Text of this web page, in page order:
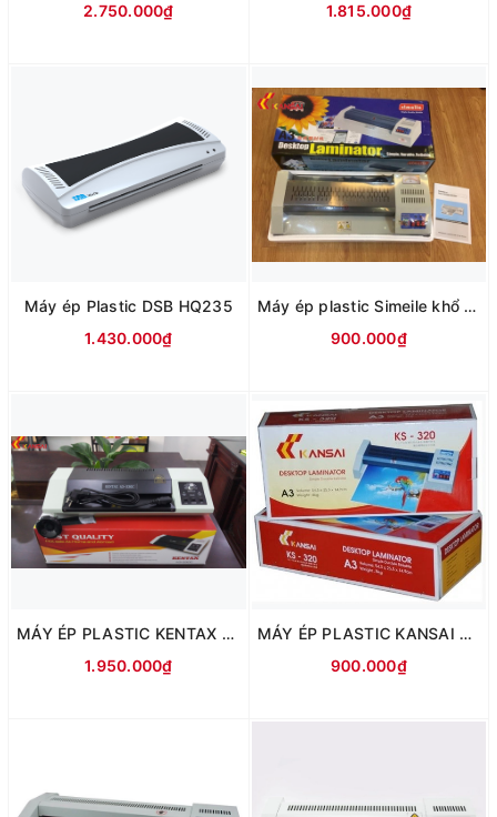
2.750.000₫
1.815.000₫
Máy ép Plastic DSB HQ235
1.430.000₫
Máy ép plastic Simeile khổ A3
900.000₫
MÁY ÉP PLASTIC KENTAX 330C
1.950.000₫
MÁY ÉP PLASTIC KANSAI 320
900.000₫